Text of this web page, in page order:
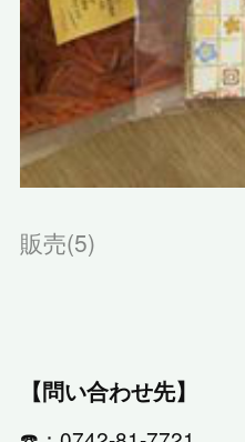
販売(5)
【問い合わせ先】